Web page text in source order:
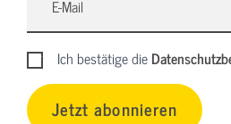
Ich bestätige die
Jetzt abonnieren